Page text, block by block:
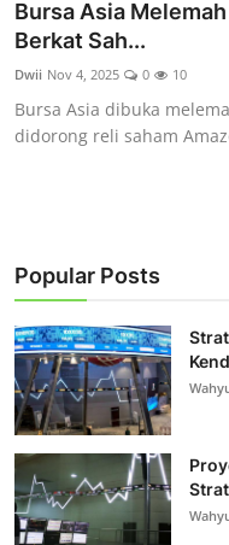
Obligasi & Reksadana
Rekomendasi
Bursa Asia
Berkat Sah...
Dwii Nov 4, 2025 0 10
Bursa Asia dibuka
didorong reli saham
Popular Posts